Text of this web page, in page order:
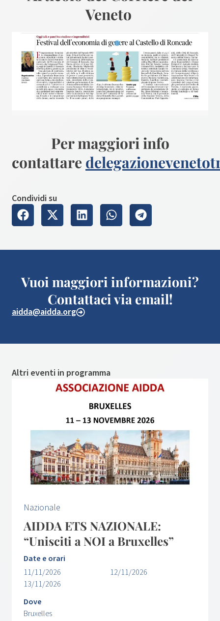
Veneto
Per maggiori info
contattare
Condividi su
Vuoi maggiori informazioni?
Contattaci via email!
aidda@aidda.org
Altri eventi in programma
Nazionale
AIDDA ETS NAZIONALE:
“Unisciti a NOI a Bruxelles”
Date e orari
11/11/2026
12/11/2026
13/11/2026
Dove
Bruxelles